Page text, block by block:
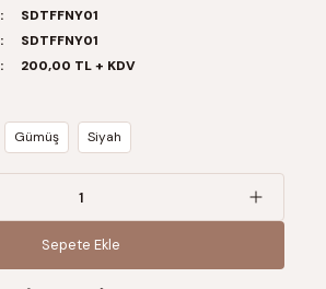
SDTFFNY01
SDTFFNY01
200,00 TL + KDV
Gümüş Siyah
Sepete Ekle
Sepete Ekle